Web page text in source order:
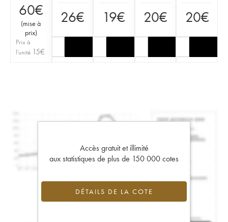
60€
(mise à
prix)
Prix à
l'unité 15€
26€ 19€ 20€ 20€
Accès gratuit et illimité
aux statistiques de plus de 150 000 cotes
DÉTAILS DE LA COTE